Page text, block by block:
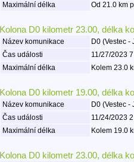
Maximální délka
Od 21.0 km
Kolona D0 kilometr 23.00, délka
Název komunikace
D0 (Vestec -
Čas události
11/27/2023
Maximální délka
Kolem 23.0
Kolona D0 kilometr 19.00, délka
Název komunikace
D0 (Vestec -
Čas události
11/24/2023
Maximální délka
Kolem 19.0
Kolona D0 kilometr 23.00, délka